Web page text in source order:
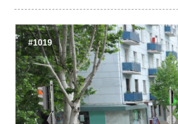
#1019